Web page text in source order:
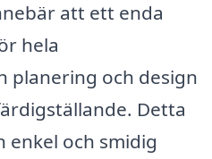
att ett enda
hela
planering och design
Detta
enkel och smidig